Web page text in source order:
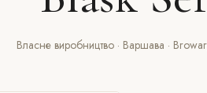
Власне виробництво · Варшава ·